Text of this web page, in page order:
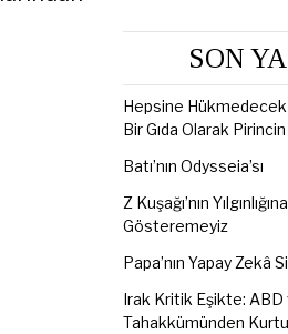
SON
Hepsine
Bir Gıda Olarak
Batı’nın Odysseia’sı
Z Kuşağı’nın
Gösteremeyiz
Papa’nın Yapay Zekâ
Irak Kritik Eşikte: ABD
Tahakkümünden